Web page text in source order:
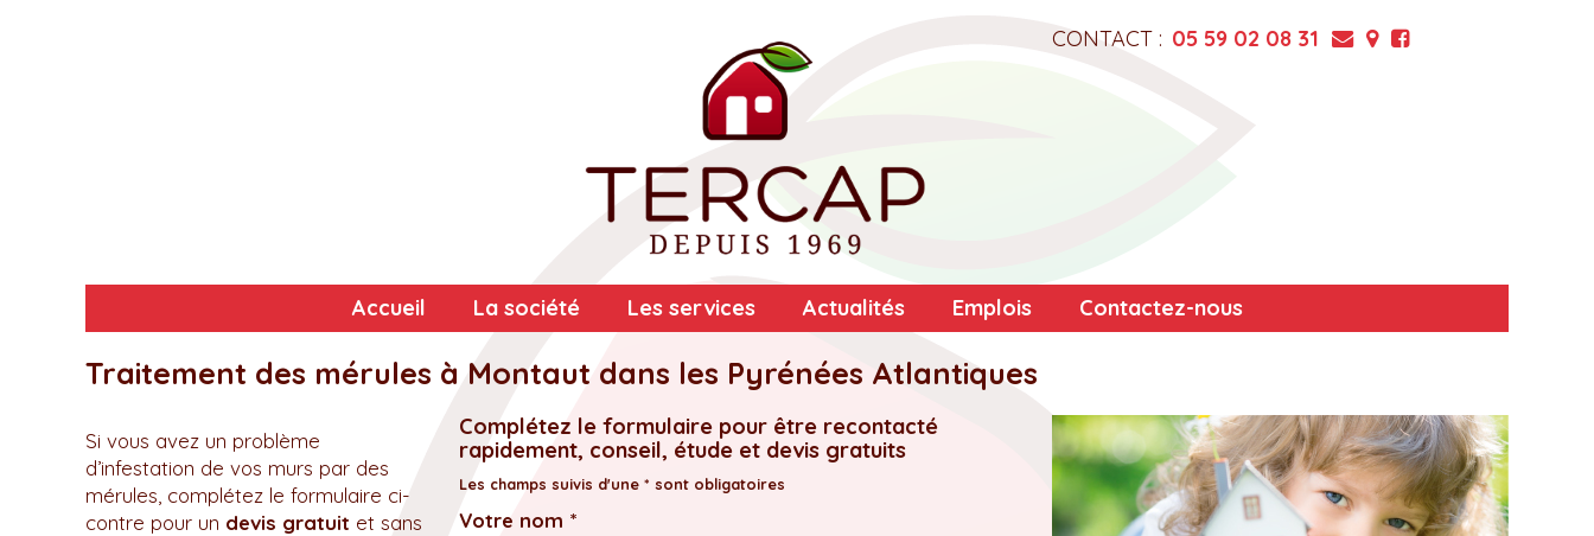
CONTACT : 05 59 02 08 31
Accueil La société Les services Actualités Emplois Contactez-nous
Traitement des mérules à Montaut dans les Pyrénées Atlantiques
Si vous avez un problème
d’infestation de vos murs par des
mérules, complétez le formulaire ci-
contre pour un devis gratuit et sans
Complétez le formulaire pour être recontacté
rapidement, conseil, étude et devis gratuits
Les champs suivis d'une * sont obligatoires
Votre nom *